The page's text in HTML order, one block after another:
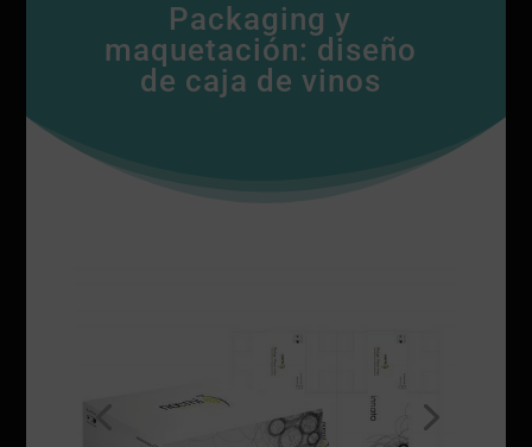
Packaging y
maquetación: diseño
de caja de vinos